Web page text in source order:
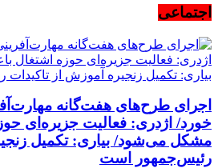
اجتماعی
اجرای طرح‌های هفت‌گانه
خورد/ اژدری: فعالیت جزیره‌‌ای
مشکل می‌شود/ بیاری: تکمیل
رئیس‌جمهور است